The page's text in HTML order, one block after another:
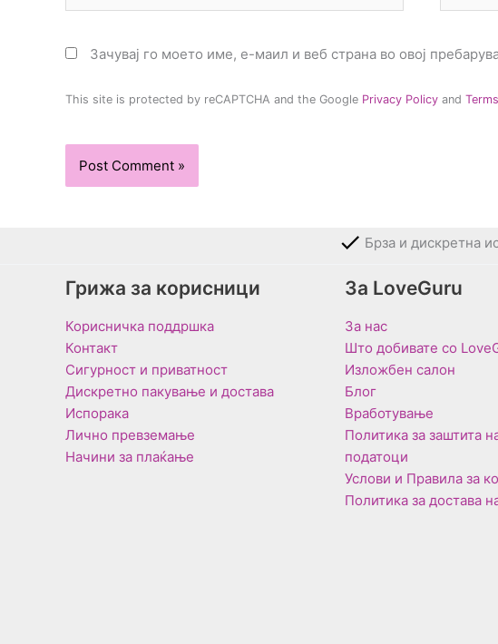
Зачувај го моето име, е-маил и веб страна во овој
This site is protected by reCAPTCHA and the Google Privacy Policy and
Брза и дискретна
Грижа за корисници
Корисничка поддршка
Контакт
Сигурност и приватност
Дискретно пакување и достава
Испорака
Лично превземање
Начини за плаќање
За LoveGuru
За нас
Што добивате со
Изложбен салон
Блог
Вработување
Политика за заштита
податоци
Услови и Правила за
Политика за достава